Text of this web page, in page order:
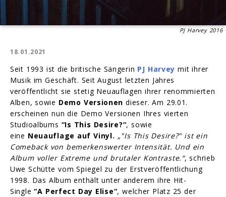
PJ Harvey 2016
18.01.2021
Seit 1993 ist die britische Sängerin PJ Harvey mit ihrer
Musik im Geschäft. Seit August letzten Jahres
veröffentlicht sie stetig Neuauflagen ihrer renommierten
Alben, sowie Demo Versionen dieser. Am 29.01.
erscheinen nun die Demo Versionen Ihres vierten
Studioalbums “Is This Desire?“, sowie
eine Neuauflage auf Vinyl. „"Is This Desire?" ist ein
Comeback von bemerkenswerter Intensität. Und ein
Album voller Extreme und brutaler Kontraste.“, schrieb
Uwe Schütte vom Spiegel zu der Erstveröffentlichung
1998. Das Album enthält unter anderem ihre Hit-
Single“A Perfect Day Elise“, welcher Platz 25 der